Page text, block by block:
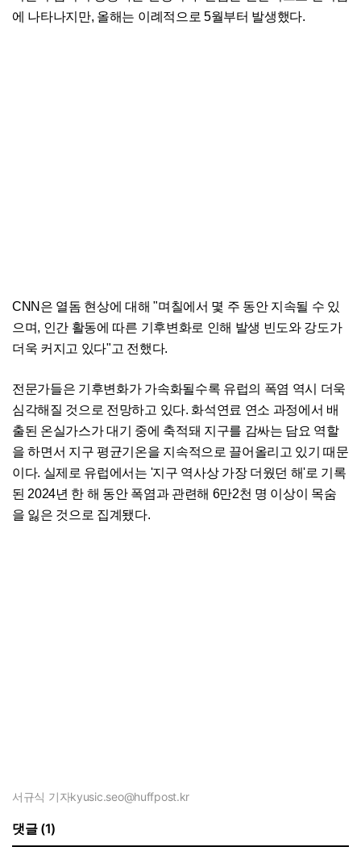
에 나타나지만, 올해는 이례적으로 5월부터 발생했다.
CNN은 열돔 현상에 대해 "며칠에서 몇 주 동안 지속될 수 있
으며, 인간 활동에 따른 기후변화로 인해 발생 빈도와 강도가
더욱 커지고 있다"고 전했다.
전문가들은 기후변화가 가속화될수록 유럽의 폭염 역시 더욱
심각해질 것으로 전망하고 있다. 화석연료 연소 과정에서 배
출된 온실가스가 대기 중에 축적돼 지구를 감싸는 담요 역할
을 하면서 지구 평균기온을 지속적으로 끌어올리고 있기 때문
이다. 실제로 유럽에서는 '지구 역사상 가장 더웠던 해'로 기록
된 2024년 한 해 동안 폭염과 관련해 6만2천 명 이상이 목숨
을 잃은 것으로 집계됐다.
서규식 기자kyusic.seo@huffpost.kr
댓글 (1)